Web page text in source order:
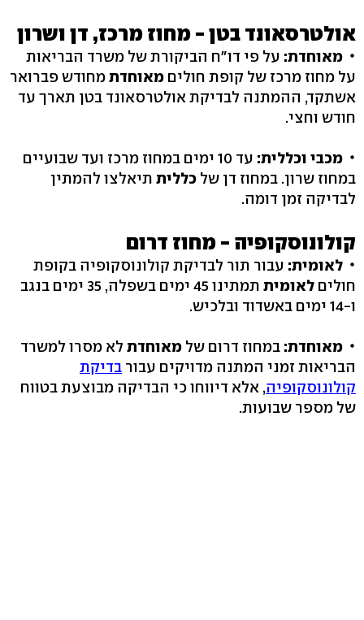
אולטרסאונד בטן - מחוז מרכז, דן ושרון
מאוחדת: על פי דו"ח הביקורת של משרד הבריאות
על מחוז מרכז של קופת חולים מאוחדתמחודש פברואר
אשתקד, ההמתנה לבדיקת אולטרסאונד בטן תארך עד
חודש וחצי.
מכבי וכללית:
עד 10 ימים במחוז מרכז ועד שבועיים
במחוז שרון. במחוז דן של כללית תיאלצו להמתין
לבדיקה זמן דומה.
קולונוסקופיה - מחוז דרום
לאומית: עבור תור לבדיקת קולונוסקופיה בקופת
חולים לאומית
תמתינו 45 ימים בשפלה, 35 ימים בנגב
ו-14 ימים באשדוד ובלכיש.
מאוחדת: במחוז דרום של מאוחדת לא מסרו למשרד
הבריאות זמני המתנה מדויקים עבור בדיקת
קולונוסקופיה, אלא דיווחו כי הבדיקה מבוצעת בטווח
של מספר שבועות.